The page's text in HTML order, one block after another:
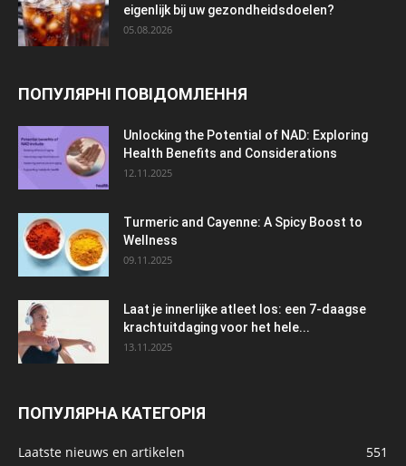
eigenlijk bij uw gezondheidsdoelen?
05.08.2026
ПОПУЛЯРНІ ПОВІДОМЛЕННЯ
Unlocking the Potential of NAD: Exploring
Health Benefits and Considerations
12.11.2025
Turmeric and Cayenne: A Spicy Boost to
Wellness
09.11.2025
Laat je innerlijke atleet los: een 7-daagse
krachtuitdaging voor het hele...
13.11.2025
ПОПУЛЯРНА КАТЕГОРІЯ
Laatste nieuws en artikelen 551